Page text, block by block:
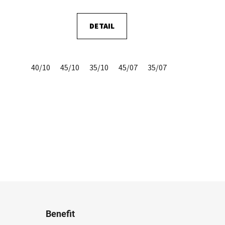
DETAIL
40/10 45/10 35/10 45/07 35/07
Benefit